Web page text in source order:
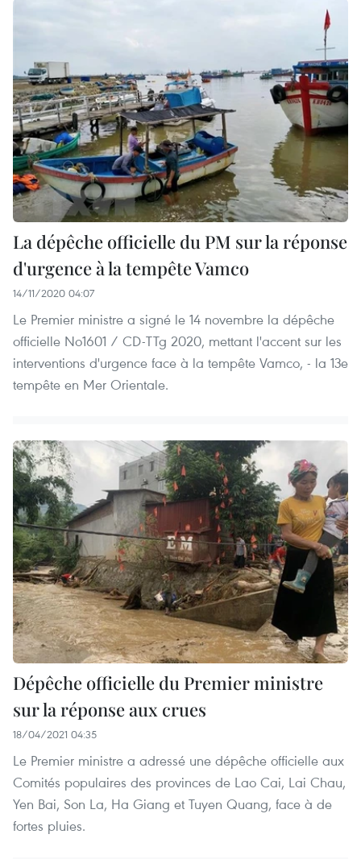
La dépêche officielle du PM sur la réponse
d'urgence à la tempête Vamco
14/11/2020 04:07
Le Premier ministre a signé le 14 novembre la dépêche
officielle No1601 / CD-TTg 2020, mettant l'accent sur les
interventions d'urgence face à la tempête Vamco, - la 13e
tempête en Mer Orientale.
Dépêche officielle du Premier ministre
sur la réponse aux crues
18/04/2021 04:35
Le Premier ministre a adressé une dépêche officielle aux
Comités populaires des provinces de Lao Cai, Lai Chau,
Yen Bai, Son La, Ha Giang et Tuyen Quang, face à de
fortes pluies.